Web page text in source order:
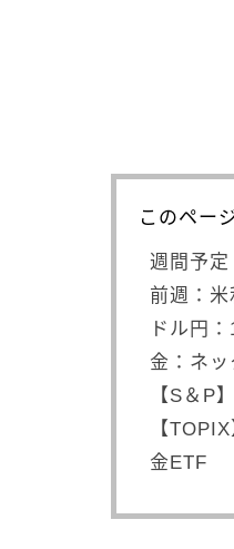
このペー
週間予
前週：
ドル円
金：ネ
【S＆P】
【TOPIX
金ETF